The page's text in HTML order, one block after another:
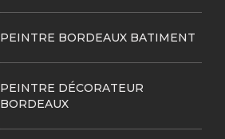
PEINTRE BORDEAUX BATIMENT
PEINTRE DÉCORATEUR
BORDEAUX